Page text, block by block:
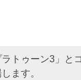
トゥーン3」と
ます。